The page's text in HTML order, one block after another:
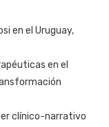
en el Uruguay,
en el
clínico-narrativo